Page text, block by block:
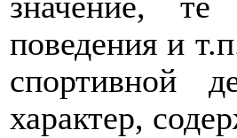
поведения и
спортивной
характер,